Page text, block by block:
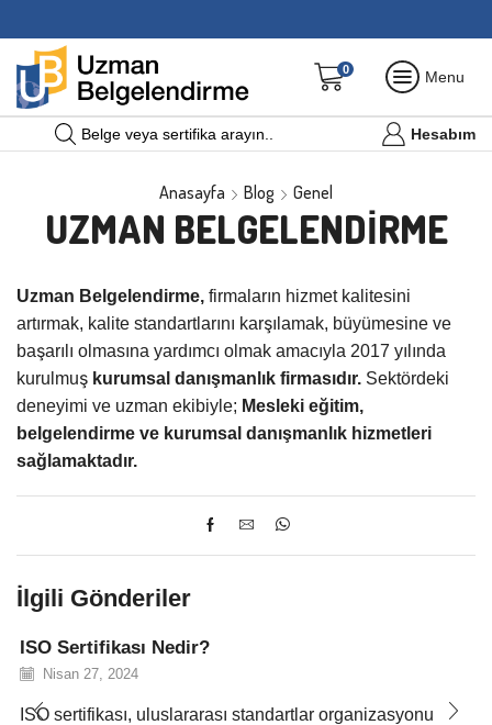
0 Menu
Belge veya sertifika arayın.. Hesabım
Anasayfa Blog Genel
UZMAN BELGELENDIRME
Uzman Belgelendirme, firmaların hizmet kalitesini
artırmak, kalite standartlarını karşılamak, büyümesine ve
başarılı olmasına yardımcı olmak amacıyla 2017 yılında
kurulmuş kurumsal danışmanlık firmasıdır. Sektördeki
deneyimi ve uzman ekibiyle; Mesleki eğitim,
belgelendirme ve kurumsal danışmanlık hizmetleri
sağlamaktadır.
İlgili Gönderiler
ISO Sertifikası Nedir?
Nisan 27, 2024
ISO sertifikası, uluslararası standartlar organizasyonu